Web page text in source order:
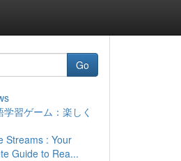
Go
学習ゲーム：楽しく
Streams : Your
Guide to Rea...